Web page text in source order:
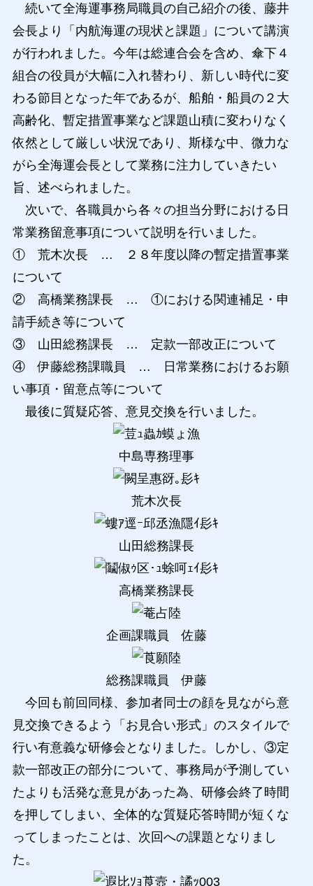
続いて全海運事務局職員の自己紹介の後、藤井
会長より「内航海運の現状と課題」について講演
が行われました。今年は総連合会を含め、傘下４
組合の役員が大幅に入れ替わり、新しい時代に変
わる節目となった年であるが、船舶・船員の２大
高齢化、暫定措置事業など課題山積に変わりなく
依然として厳しい状況であり、斯様な中、微力な
がら全海運会長として業務に注力していきたい
旨、述べられました。
次いで、各職員から各々の担当分野における日
常業務留意事項について説明を行いました。
① 荒木次長 … ２８年度以降の暫定措置事業
について
② 高橋業務課長 … ①における関連補足・申
請手続き等について
③ 山田総務課長 … 定款一部改正について
④ 伊藤総務課職員 … 日常業務におけるお願
い事項・留意点等について
最後に質疑応答、意見交換を行いました。
中島専務理事
荒木次長
山田総務課長
高橋業務課長
企画課職員 佐藤
総務課職員 伊藤
今回も前回同様、参加者同士の顔を見ながら意
見交換できるよう「お見合い形式」のスタイルで
行い有意義な研修会となりました。しかし、③定
款一部改正の部分について、事務局が予測してい
たよりも活発な意見があった為、研修会終了時間
を押してしまい、全体的な質疑応答時間が短くな
ってしまったことは、次回への課題となりまし
た。